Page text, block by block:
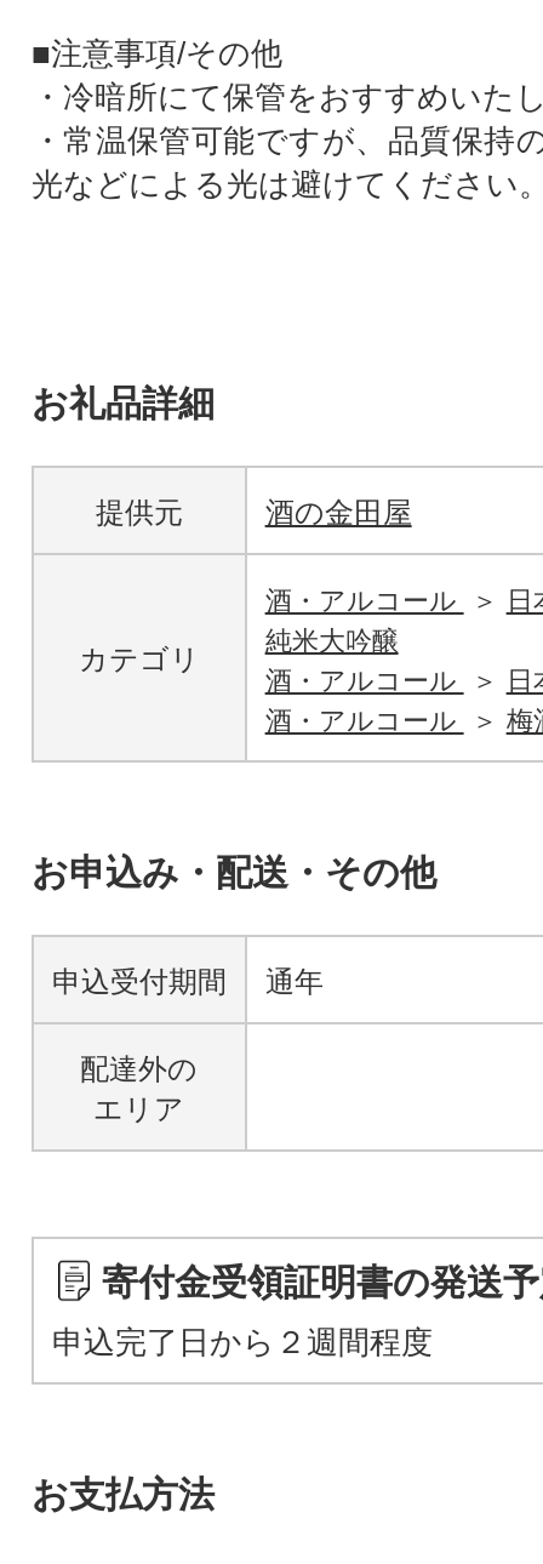
■注意事項/その他
・冷暗所にて保管をおすすめいた
・常温保管可能ですが、品質保持
光などによる光は避けてください
お礼品詳細
提供元 酒の金田屋
カテゴリ
酒・アルコール
純米大吟醸
酒・アルコール
酒・アルコール
梅
お申込み・配送・その他
申込受付期間 通年
配達外の
エリア
寄付金受領証明書の発送
申込完了日から２週間程度
お支払方法